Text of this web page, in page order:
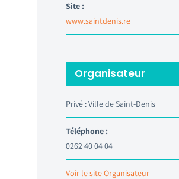
Site :
www.saintdenis.re
Organisateur
Privé : Ville de Saint-Denis
Téléphone :
0262 40 04 04
Voir le site Organisateur